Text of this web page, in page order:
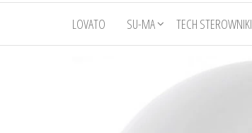
LOVATO SU-MA TECH STEROWNIKI